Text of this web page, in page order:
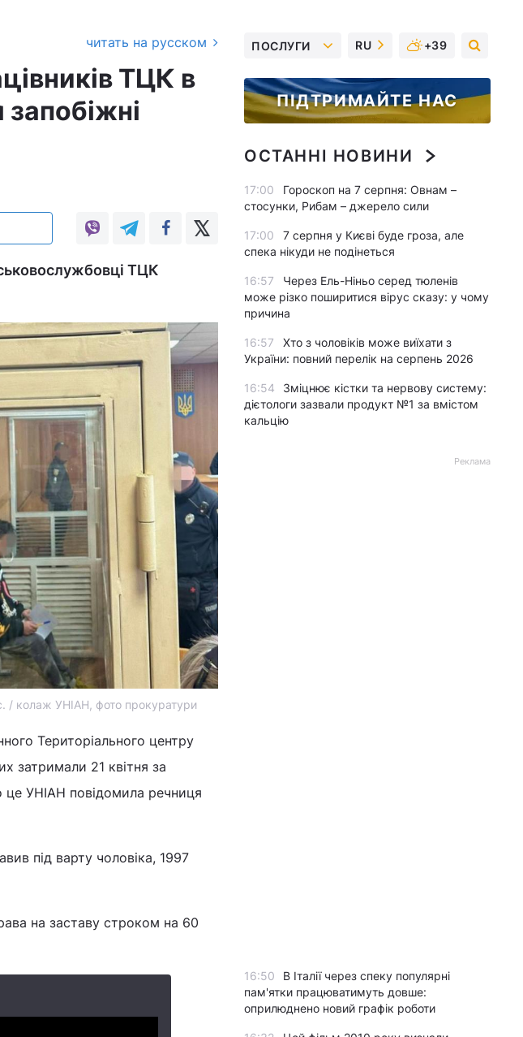
читать на русском
ТЦК в
ТЦК
/ колаж УНІАН, фото прокуратури
Територіального центру
затримали 21 квітня за
це УНІАН повідомила речниця
під варту чоловіка, 1997
на заставу строком на 60
ПОСЛУГИ RU +39
ПІДТРИМАЙТЕ НАС
ОСТАННІ НОВИНИ
17:00
Гороскоп на 7 серпня: Овнам –
стосунки, Рибам – джерело сили
17:00
7 серпня у Києві буде гроза, але
спека нікуди не подінеться
16:57
Через Ель-Ніньо серед тюленів
може різко поширитися вірус сказу: у чому
причина
16:57
Хто з чоловіків може виїхати з
України: повний перелік на серпень 2026
16:54
Зміцнює кістки та нервову систему:
дієтологи зазвали продукт №1 за вмістом
кальцію
Реклама
16:50
В Італії через спеку популярні
пам'ятки працюватимуть довше:
оприлюднено новий графік роботи